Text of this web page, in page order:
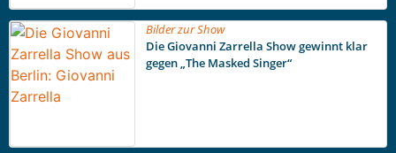
Bilder zur Show
Die Giovanni Zarrella Show gewinnt klar
gegen „The Masked Singer“